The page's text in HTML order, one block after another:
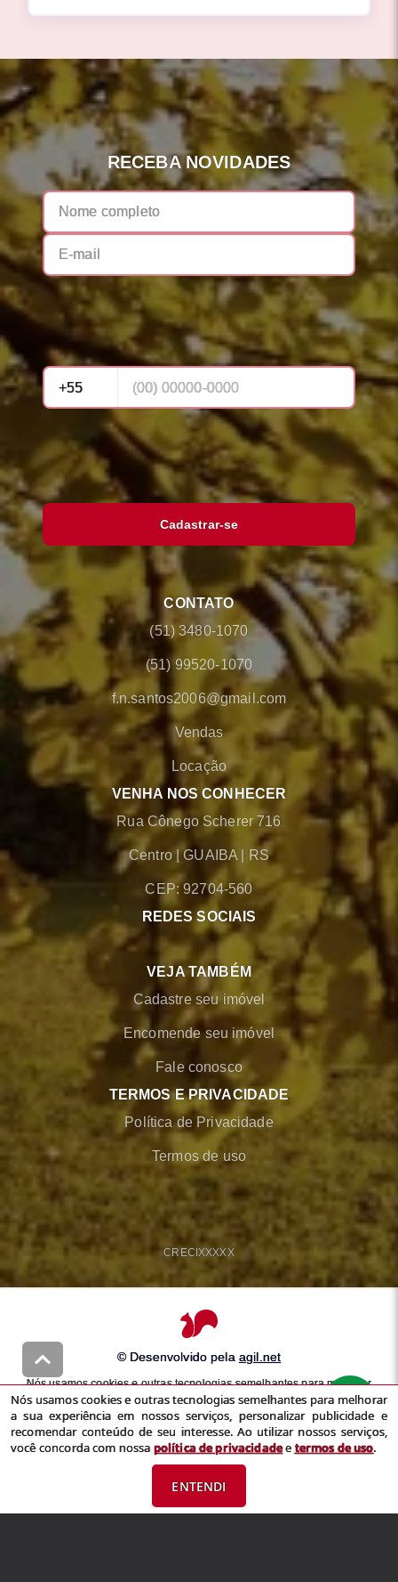
RECEBA NOVIDADES
Cadastrar-se
CONTATO
(51) 3480-1070
(51) 99520-1070
f.n.santos2006@gmail.com
Vendas
Locação
VENHA NOS CONHECER
Rua Cônego Scherer 716
Centro |GUAIBA RS
CEP: 92704-560
REDES SOCIAIS
VEJA TAMBÉM
Cadastre seu imóvel
Encomende seu imóvel
Fale conosco
TERMOS E PRIVACIDADE
Política de Privacidade
Termos de uso
CRECIXXXXX
© Desenvolvido pela agil.net
Nós usamos cookies e outras tecnologias semelhantes para melhorar
a sua experiência em nossos serviços, personalizar publicidade e
recomendar conteúdo de seu interesse. Ao utilizar nossos serviços,
você concorda com nossapolítica de privacidadeetermos de uso
Nós usamos cookies e outras tecnologias semelhantes para melhorar
a sua experiência em nossos serviços, personalizar publicidade e
recomendar conteúdo de seu interesse. Ao utilizar nossos serviços,
você concorda com nossa política de privacidadeetermos de uso.
ENTENDI